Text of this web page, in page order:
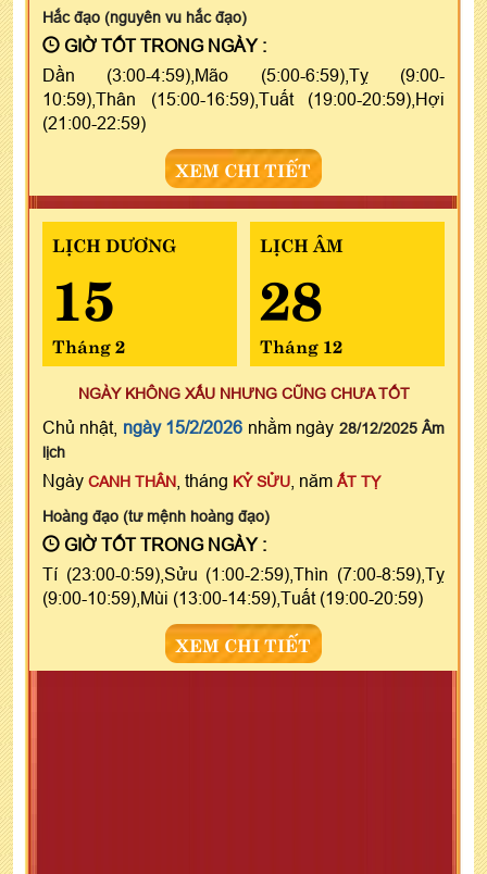
Hắc đạo (nguyên vu hắc đạo)
GIỜ TỐT TRONG NGÀY :
Dần (3:00-4:59),Mão (5:00-6:59),Tỵ (9:00-
10:59),Thân (15:00-16:59),Tuất (19:00-20:59),Hợi
(21:00-22:59)
XEM CHI TIẾT
LỊCH DƯƠNG
15
Tháng 2
LỊCH ÂM
28
Tháng 12
NGÀY KHÔNG XẤU NHƯNG CŨNG CHƯA TỐT
Chủ nhật, ngày 15/2/2026 nhằm ngày 28/12/2025 Âm
lịch
Ngày CANH THÂN , tháng KỶ SỬU , năm ẤT TỴ
Hoàng đạo (tư mệnh hoàng đạo)
GIỜ TỐT TRONG NGÀY :
Tí (23:00-0:59),Sửu (1:00-2:59),Thìn (7:00-8:59),Tỵ
(9:00-10:59),Mùi (13:00-14:59),Tuất (19:00-20:59)
XEM CHI TIẾT